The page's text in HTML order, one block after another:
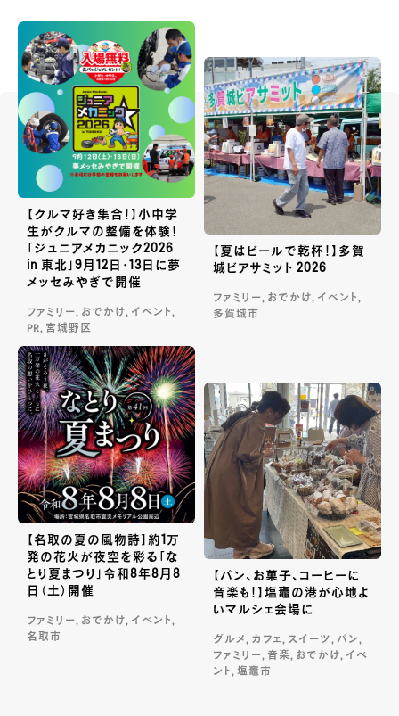
【クルマ好き集合！】小中学
生がクルマの整備を体験！
「ジュニアメカニック2026
in 東北」9月12日・13日に夢
メッセみやぎで開催
ファミリー, おでかけ, イベント,
PR, 宮城野区
【夏はビールで乾杯！】多賀
城ビアサミット 2026
ファミリー, おでかけ, イベント,
多賀城市
【名取の夏の風物詩】約1万
発の花火が夜空を彩る「な
とり夏まつり」令和8年8月8
日（土）開催
ファミリー, おでかけ, イベント,
名取市
【パン、お菓子、コーヒーに
音楽も！】塩竈の港が心地よ
いマルシェ会場に
グルメ, カフェ, スイーツ, パン,
ファミリー, 音楽, おでかけ, イベ
ント, 塩竈市